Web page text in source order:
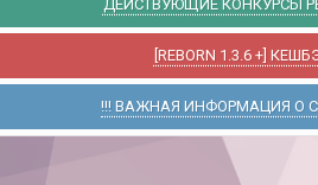
ДЕЙСТВУЮЩИЕ КОНКУРСЫ
[REBORN 1.3.6 +]
!!! ВАЖНАЯ ИНФОРМАЦИЯ О